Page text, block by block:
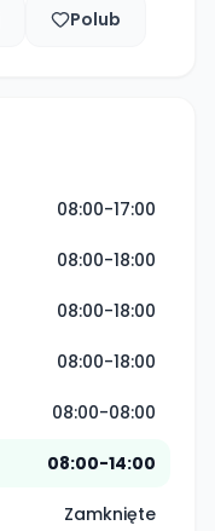
Polub
08:00-17:00
08:00-18:00
08:00-18:00
08:00-18:00
08:00-08:00
08:00-14:00
Zamknięte